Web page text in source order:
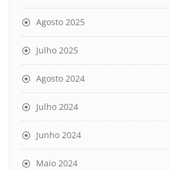
Agosto 2025
Julho 2025
Agosto 2024
Julho 2024
Junho 2024
Maio 2024